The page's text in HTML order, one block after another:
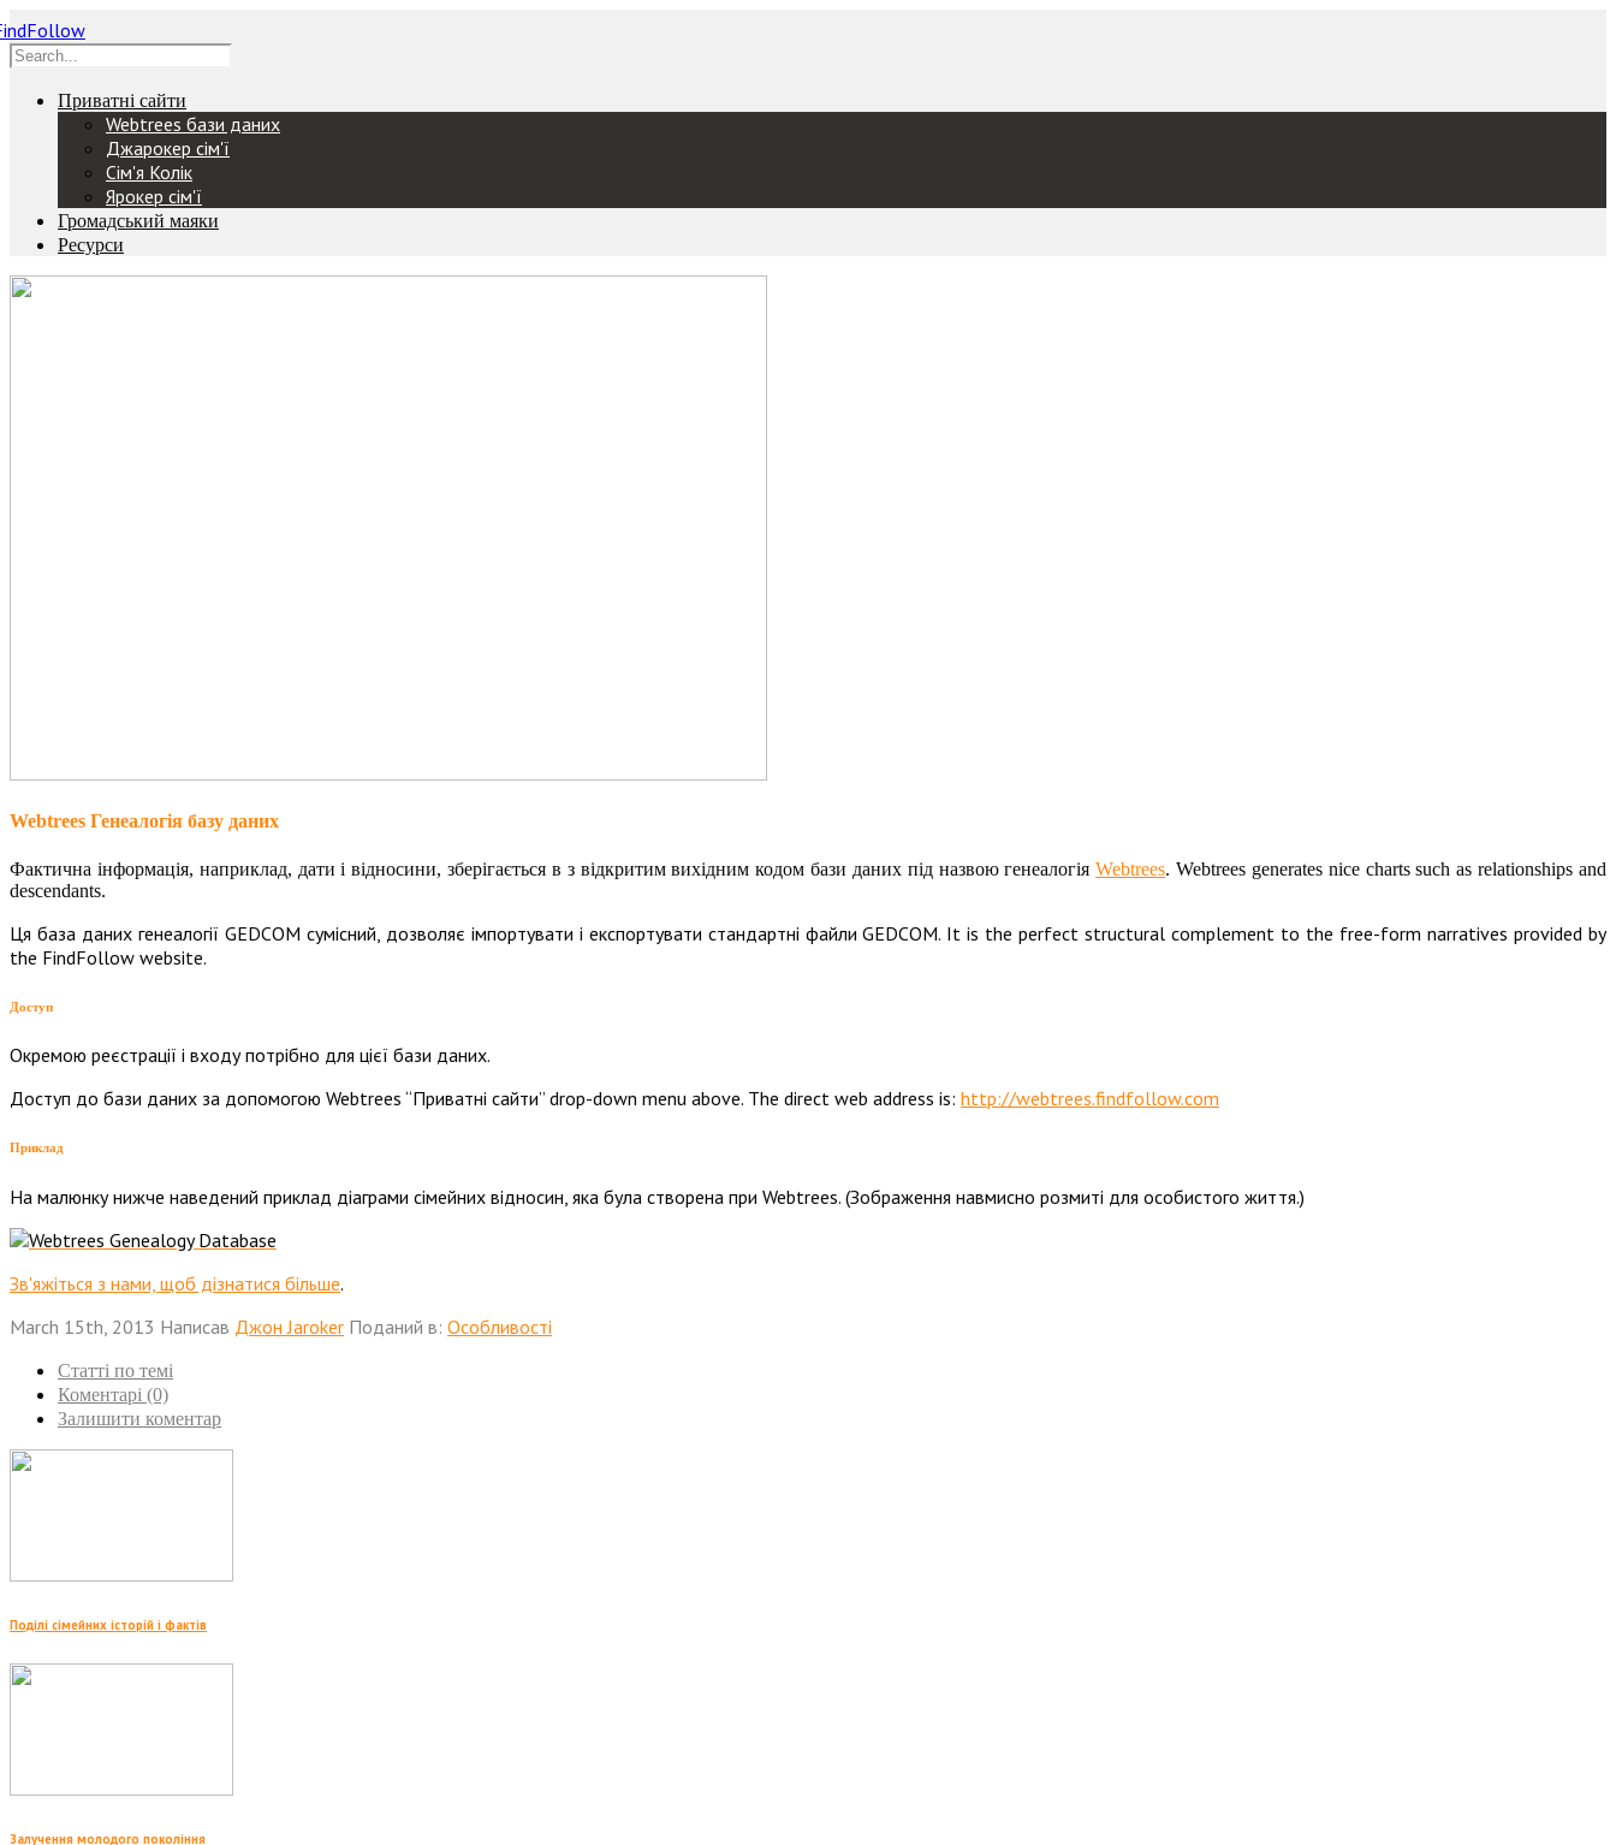
Приватні сайти
Webtrees бази даних
Джарокер сім'ї
Сім'я Колік
Ярокер сім'ї
Громадський маяки
Ресурси
Webtrees Генеалогія базу даних
Фактична інформація, наприклад, дати і відносини, зберігається в з відкритим вихідним кодом бази даних під назвою генеалогіяWebtrees. Webtrees generates nice charts such as relationships and
descendants.
Ця база даних генеалогії GEDCOM сумісний, дозволяє імпортувати і експортувати стандартні файли GEDCOM. It is the perfect structural complement to the free-form narratives provided by
the FindFollow website.
Доступ
Окремою реєстрації і входу потрібно для цієї бази даних.
Доступ до бази даних за допомогою Webtrees “Приватні сайти” drop-down menu above. The direct web address is: http://webtrees.findfollow.com
Приклад
На малюнку нижче наведений приклад діаграми сімейних відносин, яка була створена при Webtrees. (Зображення навмисно розмиті для особистого життя.)
Зв'яжіться з нами, щоб дізнатися більше.
March 15th, 2013 Написав Джон Jaroker Поданий в: Особливості
Статті по темі
Коментарі (0)
Залишити коментар
Поділі сімейних історій і фактів
Залучення молодого покоління